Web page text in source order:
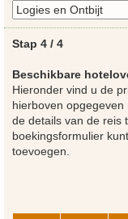
Stap 4 / 4
Beschikbare
Hieronder vind u de
hierboven
de details van de reis
boekingsformulier
toevoegen.